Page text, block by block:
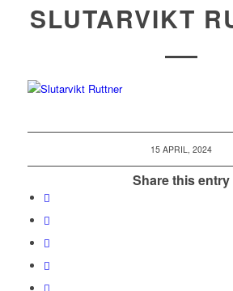
SLUTARVIKT
15 APRIL, 2024
Share this entry